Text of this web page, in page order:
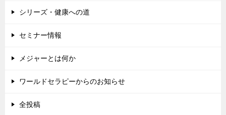
シリーズ・健康への道
セミナー情報
メジャーとは何か
ワールドセラピーからのお知らせ
全投稿